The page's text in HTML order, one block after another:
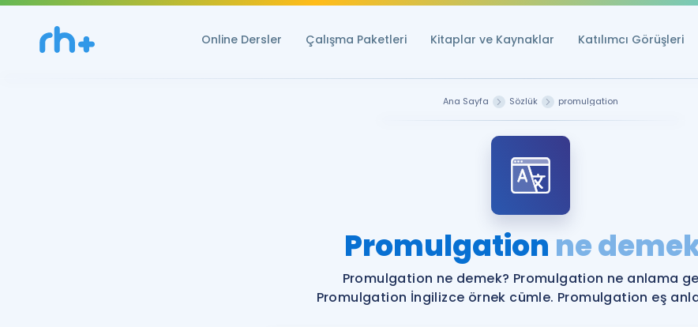
Online Dersler Çalışma Paketleri Kitaplar ve Kaynaklar Katılımcı Görüşleri
Ücretsiz
YDS ve YÖKDİL
YDS ve
Ana Sayfa Sözlük promulgation
Promulgation ne
Promulgation ne demek? Promulgation ne anlama
Promulgation İngilizce örnek cümle. Promulgation eş